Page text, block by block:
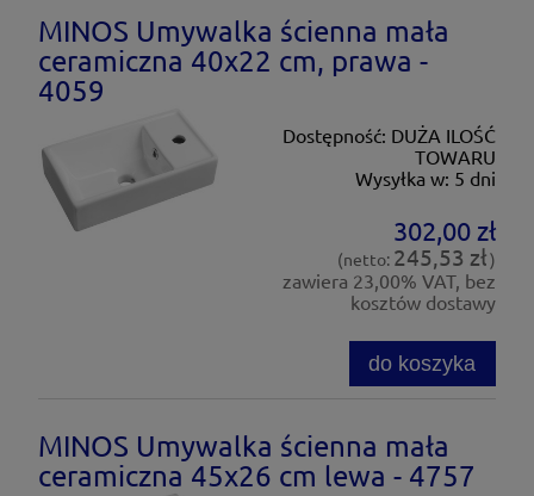
MINOS Umywalka ścienna mała
ceramiczna 40x22 cm, prawa -
4059
Dostępność: DUŻA ILOŚĆ
TOWARU
Wysyłka w: 5 dni
302,00 zł
(netto: 245,53 zł)
zawiera 23,00% VAT, bez
kosztów dostawy
do koszyka
MINOS Umywalka ścienna mała
ceramiczna 45x26 cm lewa - 4757